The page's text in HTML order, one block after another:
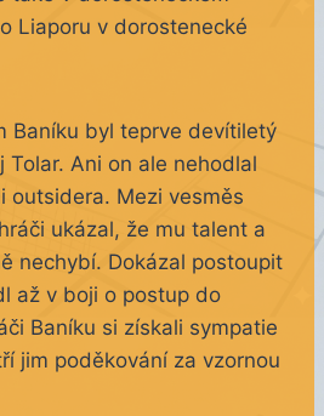
Liaporu v dorostenecké
Baníku byl teprve devítiletý
Tolar. Ani on ale nehodlal
outsidera. Mezi vesměs
ukázal, že mu talent a
nechybí. Dokázal postoupit
až v boji o postup do
Baníku si získali sympatie
jim poděkování za vzornou